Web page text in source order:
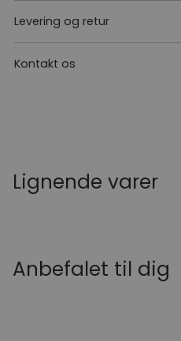
Levering og retur
Kontakt os
Lignende varer
Anbefalet til dig